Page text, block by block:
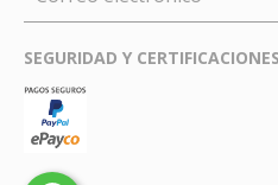
SEGURIDAD Y CERTIFICACIONES